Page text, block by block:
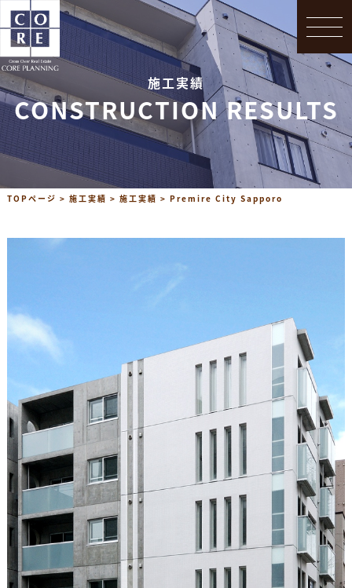
Topics
会社概要
お問合せ
施工実績
CONSTRUCTION RESULTS
TOPページ > 施工実績 > 施工実績 > Premire City Sapporo